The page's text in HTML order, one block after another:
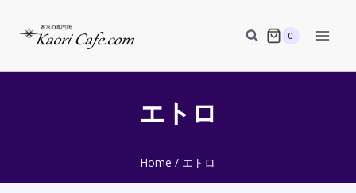
0
エトロ
Home / エトロ